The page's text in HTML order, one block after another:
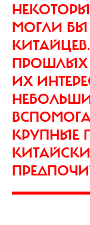
МОГЛИ БЫ
ПРОШЛЫХ
ИХ
КРУПНЫЕ